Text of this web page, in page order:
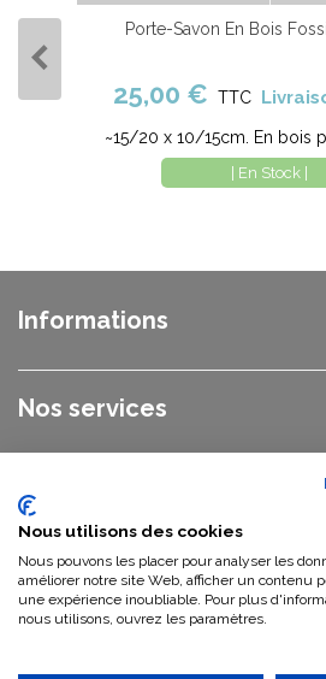
Porte-Savon En Bois
25,00 € TTC
~15/20 x 10/15cm. En bois
| En Stock |
Informations
Nos services
Nos catégories
Nous contacter
Nous utilisons des cookies
Nous pouvons les placer pour analyser les
améliorer notre site Web, afficher un contenu
une expérience inoubliable. Pour plus
nous utilisons, ouvrez les paramètres.